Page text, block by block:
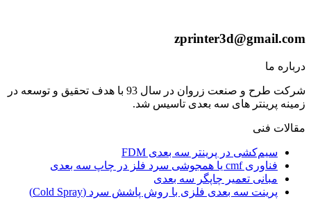
zprinter3d@gmail.com
درباره ما
شرکت طرح و صنعت زروان در سال 93 با هدف تحقیق و توسعه در
زمینه پرینتر های سه بعدی تاسیس شد.
مقالات فنی
سیم‌کشی در پرینتر سه بعدی FDM
فناوری cmf یا همجوشی سرد فلز در چاپ سه بعدی
مبانی تعمیر چاپگر سه بعدی
پرینت سه بعدی فلزی با روش پاشش سرد (Cold Spray)